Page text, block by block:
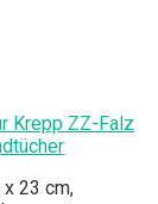
Krepp ZZ-Falz
23 cm,